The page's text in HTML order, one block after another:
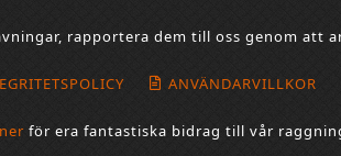
rapportera dem till oss genom att
ANVÄNDARVILLKOR
för era fantastiska bidrag till vår